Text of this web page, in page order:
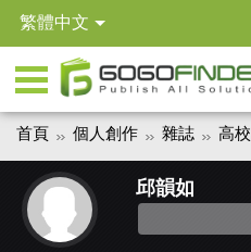
繁體中文
首頁 個人創作 雜誌 高
邱韻如